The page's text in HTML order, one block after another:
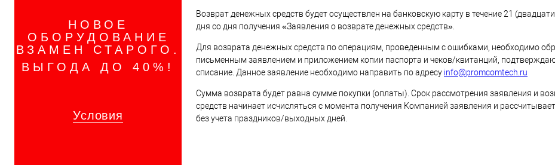
НОВОЕ
ОБОРУДОВАНИЕ
ВЗАМЕН СТАРОГО.
ВЫГОДА ДО 40%!
Условия
Возврат денежных средств будет осуществлен на банковскую карту в течение 21
дня со дня получения «Заявления о возврате денежных средств».
Для возврата денежных средств по операциям, проведенным с ошибками, необходимо
письменным заявлением и приложением копии паспорта и чеков/квитанций,
списание. Данное заявление необходимо направить по адресу info@promcomtech.ru
Сумма возврата будет равна сумме покупки (оплаты). Срок рассмотрения заявления и
средств начинает исчисляться с момента получения Компанией заявления и
без учета праздников/выходных дней.